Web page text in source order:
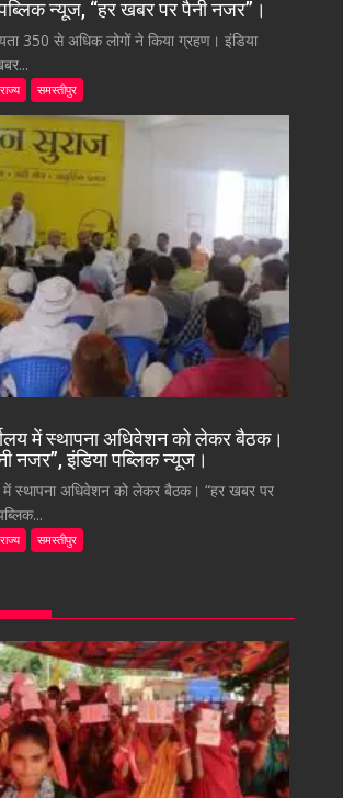
न्यूज, “हर खबर पर पैनी नजर”।
350 से अधिक लोगों ने किया ग्रहण। इंडिया
राज्य समस्तीपुर
में स्थापना अधिवेशन को लेकर बैठक।
नजर”, इंडिया पब्लिक न्यूज।
में स्थापना अधिवेशन को लेकर बैठक। “हर खबर पर
राज्य समस्तीपुर